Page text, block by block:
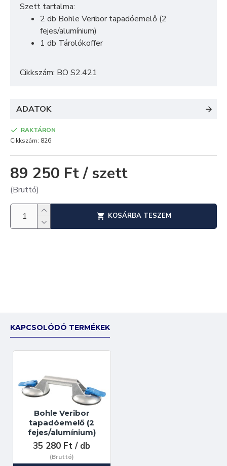
Szett tartalma:
2 db Bohle Veribor tapadóemelő (2
fejes/alumínium)
1 db Tárolókoffer
Cikkszám: BO S2.421
ADATOK
89 250 Ft / szett
(Bruttó)
RAKTÁRON
Cikkszám: 826
KOSÁRBA TESZEM
KAPCSOLÓDÓ TERMÉKEK
Bohle Veribor
tapadóemelő (2
fejes/alumínium)
35 280 Ft / db
(Bruttó)